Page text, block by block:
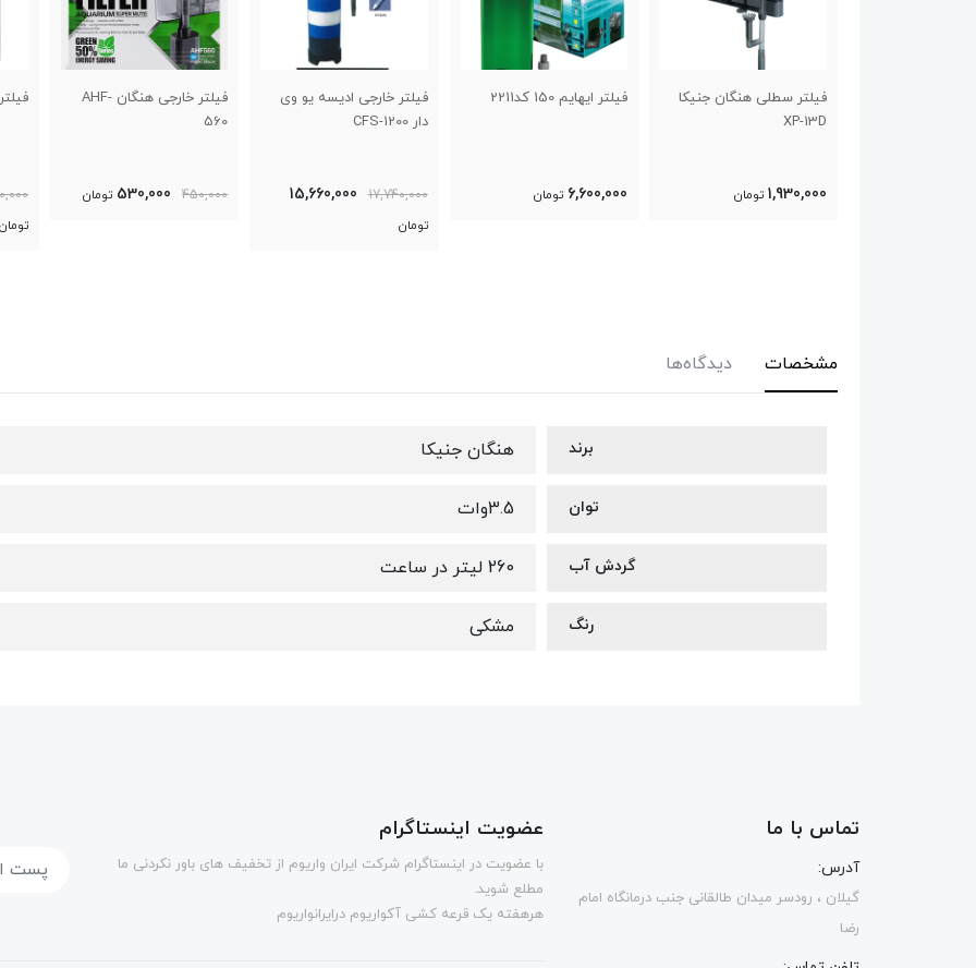
فیلتر ایهایم 150 کد2211
6,600,000 تومان
فیلتر خارجی ادیسه یو وی
17,740,000
15,660,000
فیلتر خارجی هنگان AHF-
560
450,000
530,000 تومان
فیلتر سطلی اتمن CF-1200
6,800,000
5,857,000
مشخصات دیدگاه‌ها
برند هنگان جنیکا
توان 3.5وات
گردش آب 260 لیتر در ساعت
رنگ مشکی
تماس با ما
آدرس:
گیلان ، رودسر میدان طالقانی جنب درمانگاه امام
رضا
عضویت اینستاگرام
با عضویت در اینستاگرام شرکت ایران واریوم از تخفیف های باور نکردنی ما
مطلع شوید.
هرهفته یک قرعه کشی آکواریوم درایرانواریوم